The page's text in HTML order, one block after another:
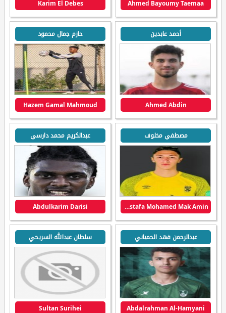
Ahmed Bayoumy Taemaa
Karim El Debes
أحمد عابدين
Ahmed Abdin
حازم جمال محمود
Hazem Gamal Mahmoud
مصطفي مخلوف
Mostafa Mohamed Mak Amin
عبدالكريم محمد دارسي
Abdulkarim Darisi
عبدالرحمن فهد الحمياني
Abdalrahman Al-Hamyani
سلطان عبدالله السريحي
Sultan Surihei